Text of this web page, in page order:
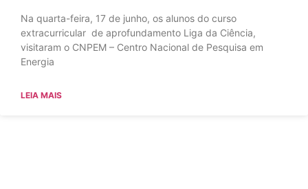
Na quarta-feira, 17 de junho, os alunos do curso
extracurricular de aprofundamento Liga da Ciência,
visitaram o CNPEM – Centro Nacional de Pesquisa em
Energia
LEIA MAIS